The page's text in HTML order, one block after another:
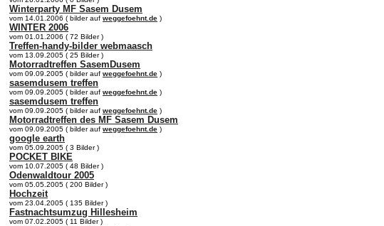
Winterparty MF Sasem Dusem
vom 14.01.2006 ( bilder auf weggefoehnt.de )
WINTER 2006
vom 01.01.2006 ( 72 Bilder )
Treffen-handy-bilder webmaasch
vom 13.09.2005 ( 25 Bilder )
Motorradtreffen SasemDusem
vom 09.09.2005 ( bilder auf weggefoehnt.de )
sasemdusem treffen
vom 09.09.2005 ( bilder auf weggefoehnt.de )
sasemdusem treffen
vom 09.09.2005 ( bilder auf weggefoehnt.de )
Motorradtreffen des MF Sasem Dusem
vom 09.09.2005 ( bilder auf weggefoehnt.de )
google earth
vom 05.09.2005 ( 3 Bilder )
POCKET BIKE
vom 10.07.2005 ( 48 Bilder )
Odenwaldtour 2005
vom 05.05.2005 ( 200 Bilder )
Hochzeit
vom 23.04.2005 ( 135 Bilder )
Fastnachtsumzug Hillesheim
vom 07.02.2005 ( 11 Bilder )